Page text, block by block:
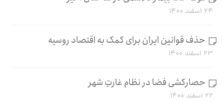
۲۴ اسفند ۱۴۰۰
حذف قوانین ایران برای کمک به اقتصاد روسیه
۲۳ اسفند ۱۴۰۰
حصارکشی فضا در نظام غارتِ شهر
۲۲ اسفند ۱۴۰۰